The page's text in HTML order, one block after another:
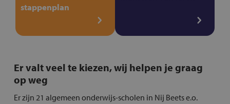
stappenplan
Er valt veel te kiezen, wij helpen je graag
op weg
Er zijn 21 algemeen onderwijs-scholen in Nij Beets e.o.